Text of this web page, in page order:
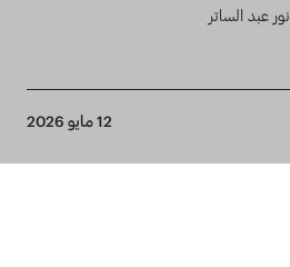
نور عبد الساتر
12 مايو 2026